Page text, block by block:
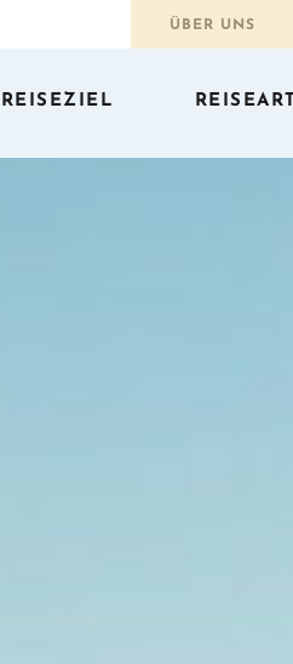
ÜBER UNS
REISEZIEL REISEART